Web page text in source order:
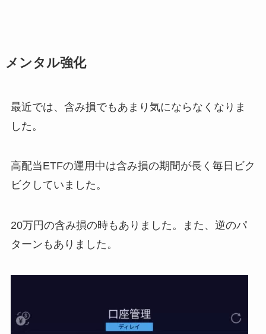
メンタル強化
最近では、含み損でもあまり気にならなくなりま
した。
高配当ETFの運用中は含み損の期間が長く毎日ビク
ビクしていました。
20万円の含み損の時もありました。また、逆のパ
ターンもありました。